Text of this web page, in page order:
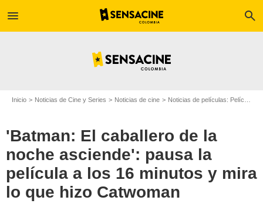
menu search
Inicio Noticias de Cine y Series Noticias de cine Noticias de películas: Película - ¿Sabías que...?
'Batman: El caballero de la
noche asciende': pausa la
película a los 16 minutos y mira
lo que hizo Catwoman